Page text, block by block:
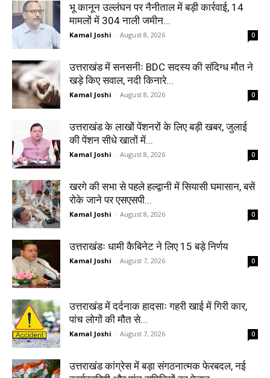
भू कानून उल्लंघन पर नैनीताल में बड़ी कार्रवाई, 14
मामलों में 304 नाली जमीन...
Kamal Joshi - August 8, 2026 0
उत्तराखंड में सनसनीः BDC सदस्य की संदिग्ध मौत ने
खड़े किए सवाल, नदी किनारे...
Kamal Joshi - August 8, 2026 0
उत्तराखंड के लाखों पेंशनरों के लिए बड़ी खबर, जुलाई
की पेंशन सीधे खातों में...
Kamal Joshi - August 8, 2026 0
खरगे की सभा से पहले हल्द्वानी में सियासी घमासान, बसें
रोके जाने पर एसएसपी...
Kamal Joshi - August 8, 2026 0
उत्तराखंडः धामी कैबिनेट ने लिए 15 बड़े निर्णय
Kamal Joshi - August 7, 2026 0
उत्तराखंड में दर्दनाक हादसाः गहरी खाई में गिरी कार,
पांच लोगों की मौत से...
Kamal Joshi - August 7, 2026 0
उत्तराखंड कांग्रेस में बड़ा संगठनात्मक फेरबदल, नई